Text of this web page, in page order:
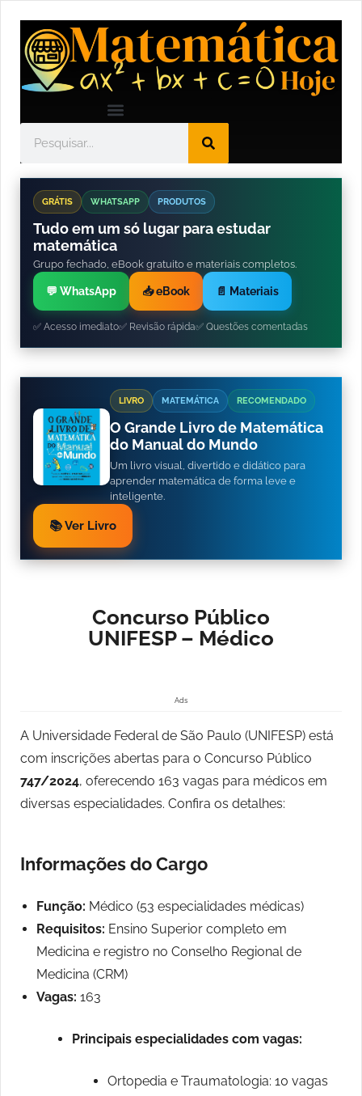
GRÁTIS WHATSAPP PRODUTOS
Tudo em um só lugar para estudar
matemática
Grupo fechado, eBook gratuito e materiais completos.
💬 WhatsApp 📥 eBook 📄 Materiais
✅ Acesso imediato✅ Revisão rápida✅ Questões comentadas
LIVRO MATEMÁTICA RECOMENDADO
O Grande Livro de Matemática
do Manual do Mundo
Um livro visual, divertido e didático para
aprender matemática de forma leve e
inteligente.
📚 Ver Livro
Concurso Público
UNIFESP – Médico
Ads
A Universidade Federal de São Paulo (UNIFESP) está
com inscrições abertas para o Concurso Público
747/2024, oferecendo 163 vagas para médicos em
diversas especialidades. Confira os detalhes:
Informações do Cargo
Função: Médico (53 especialidades médicas)
Requisitos: Ensino Superior completo em
Medicina e registro no Conselho Regional de
Medicina (CRM)
Vagas: 163
Principais especialidades com vagas:
Ortopedia e Traumatologia: 10 vagas